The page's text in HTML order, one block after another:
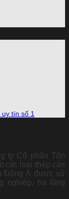
tín số 1
ty Cổ phần Tôn
các loại thép cán
Đông Á được sử
nghiệp, hạ tầng